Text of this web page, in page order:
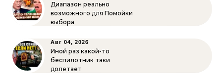
Диапазон реально
возможного для Помойки
выбора
Авг 04, 2026
Иной раз какой-то
беспилотник таки
долетает